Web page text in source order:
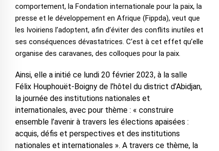
comportement, la Fondation internationale pour la paix, la
presse et le développement en Afrique (Fippda), veut que
les Ivoiriens l’adoptent, afin d’éviter des conflits inutiles et
ses conséquences dévastatrices. C’est à cet effet qu’elle
organise des caravanes, des colloques pour la paix.
Ainsi, elle a initié ce lundi 20 février 2023, à la salle
Félix Houphouët-Boigny de l’hôtel du district d’Abidjan,
la journée des institutions nationales et
internationales, avec pour thème : « construire
ensemble l’avenir à travers les élections apaisées :
acquis, défis et perspectives et des institutions
nationales et internationales ». A travers ce thème, la